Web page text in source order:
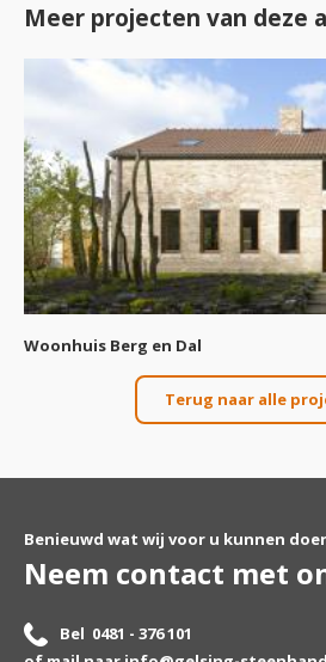
Meer projecten van deze
Woonhuis Berg en
Woningbouw
Terug naar alle
Benieuwd wat wij voor u kunnen
Neem contact met
Bel 0481 - 376 101